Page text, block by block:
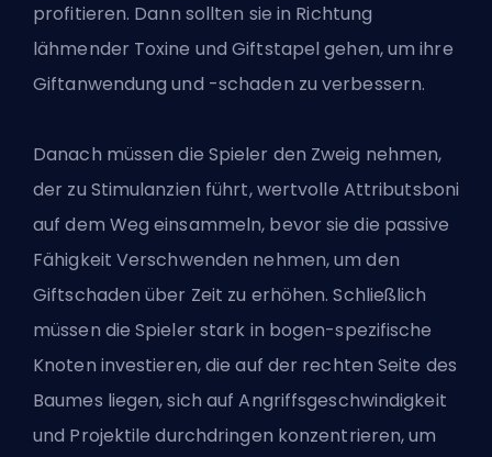
profitieren. Dann sollten sie in Richtung
lähmender Toxine und Giftstapel gehen, um ihre
Giftanwendung und -schaden zu verbessern.
Danach müssen die Spieler den Zweig nehmen,
der zu Stimulanzien führt, wertvolle Attributsboni
auf dem Weg einsammeln, bevor sie die passive
Fähigkeit Verschwenden nehmen, um den
Giftschaden über Zeit zu erhöhen. Schließlich
müssen die Spieler stark in bogen-spezifische
Knoten investieren, die auf der rechten Seite des
Baumes liegen, sich auf Angriffsgeschwindigkeit
und Projektile durchdringen konzentrieren, um